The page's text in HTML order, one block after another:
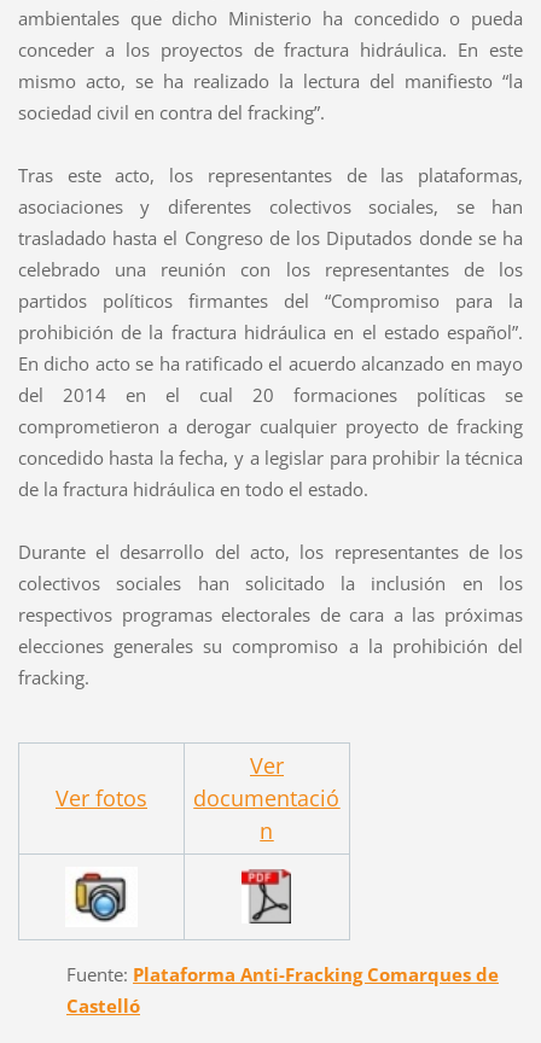
ambientales que dicho Ministerio ha concedido o pueda
conceder a los proyectos de fractura hidráulica. En este
mismo acto, se ha realizado la lectura del manifiesto “la
sociedad civil en contra del fracking”.
Tras este acto, los representantes de las plataformas,
asociaciones y diferentes colectivos sociales, se han
trasladado hasta el Congreso de los Diputados donde se ha
celebrado una reunión con los representantes de los
partidos políticos firmantes del “Compromiso para la
prohibición de la fractura hidráulica en el estado español”.
En dicho acto se ha ratificado el acuerdo alcanzado en mayo
del 2014 en el cual 20 formaciones políticas se
comprometieron a derogar cualquier proyecto de fracking
concedido hasta la fecha, y a legislar para prohibir la técnica
de la fractura hidráulica en todo el estado.
Durante el desarrollo del acto, los representantes de los
colectivos sociales han solicitado la inclusión en los
respectivos programas electorales de cara a las próximas
elecciones generales su compromiso a la prohibición del
fracking.
Ver fotos
Ver
documentació
n
Fuente: Plataforma Anti-Fracking Comarques de
Castelló